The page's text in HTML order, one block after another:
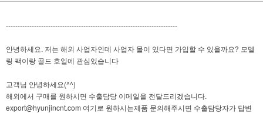
-------------------------------------------------------------------------
안녕하세요. 저는 해외 사업자인데 사업자 몰이 있다면 가입할 수 있을까요? 모델
링 팩이랑 골드 호일에 관심있습니다
고객님 안녕하세요(^^)
해외에서 구매를 원하시면 수출담당 이메일을 전달드리겠습니다.
export@hyunjincnt.com 여기로 원하시는제품 문의해주시면 수출담당자가 답변